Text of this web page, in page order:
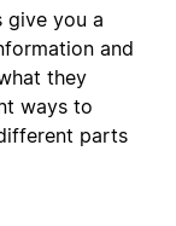
give you a
and
they
ways to
parts